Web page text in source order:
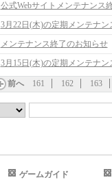
公式Webサイトメンテナンス
3月22日(木)の定期メンテナン
メンテナンス終了のお知らせ
3月15日(木)の定期メンテナン
前へ 161 162 163
ゲームガイド